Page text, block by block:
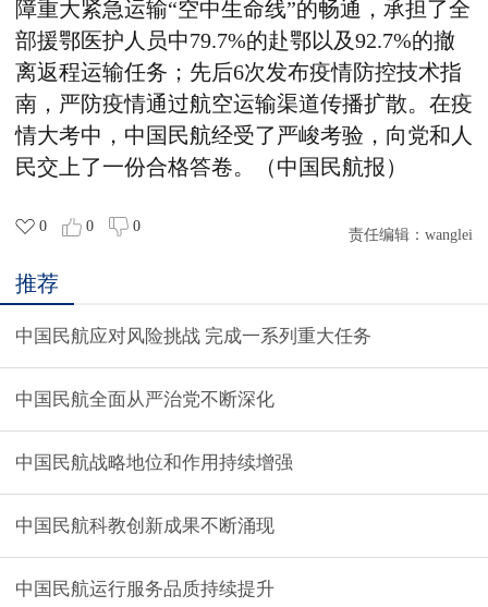
障重大紧急运输“空中生命线”的畅通，承担了全
部援鄂医护人员中79.7%的赴鄂以及92.7%的撤
离返程运输任务；先后6次发布疫情防控技术指
南，严防疫情通过航空运输渠道传播扩散。在疫
情大考中，中国民航经受了严峻考验，向党和人
民交上了一份合格答卷。（中国民航报）
0 0 0
责任编辑： wanglei
推荐
中国民航应对风险挑战 完成一系列重大任务
中国民航全面从严治党不断深化
中国民航战略地位和作用持续增强
中国民航科教创新成果不断涌现
中国民航运行服务品质持续提升